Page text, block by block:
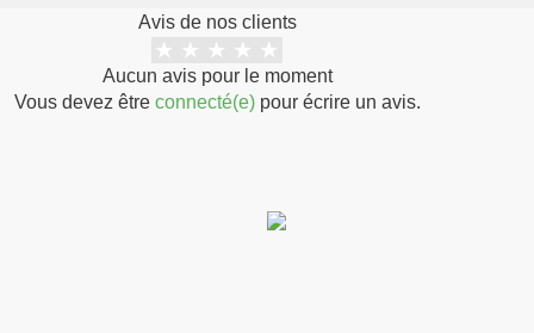
jusqu'à 15 jours ouvrés.
Notre politique de retour
depuis votre achat, nous ne
même état que lorsque
Avis de nos clients
Aucun avis pour le moment
Vous devez être connecté(e)pour écrire un avis.